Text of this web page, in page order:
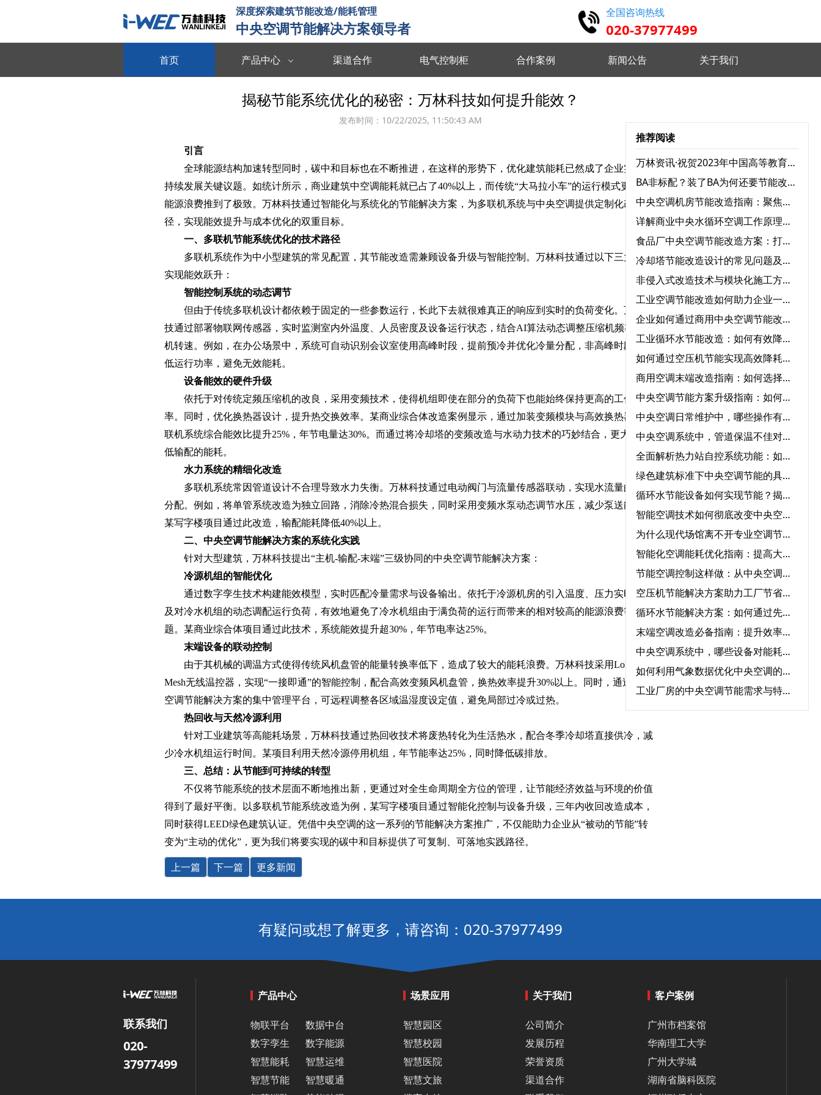
深度探索建筑节能改造/能耗管理
中央空调节能解决方案领导者
全国咨询热线
020-37977499
首页 产品中心
跨系统协同 全域数据整合 多维度分析决策
数据中台
海量数据集成/管理/分析/共享
数字孪生
全要素可视化 高精度仿真 设计认证维护
动态数据采集 需求智能调控 多能源协同管理 故障预测识别 实时监控分析 优化设备状态
智慧节能
全维度能耗监测 自适应调节策略 设计与运维联
动
智慧暖通
温度自动调节 改善空气质量 提升节能效率
智慧消防
实时监测预警 远程指挥控制 智能分析决策
楼宇智控
多维度数据分析 自定义监测需求 灵活配置任务
智慧档案
档案管理 库房环控 数字化加工整理
渠道合作 电气控制柜 合作案例 新闻公告 关于我们
揭秘节能系统优化的秘密：万林科技如何提升能效？
发布时间： 10/22/2025, 11:50:43 AM
引言
全球能源结构加速转型同时，碳中和目标也在不断推进，在这样的形势下，优化建筑能耗已然成了企业实现可
持续发展关键议题。如统计所示，商业建筑中空调能耗就已占了40%以上，而传统“大马拉小车”的运行模式更是将
能源浪费推到了极致。万林科技通过智能化与系统化的节能解决方案，为多联机系统与中央空调提供定制化改造路
径，实现能效提升与成本优化的双重目标。
一、多联机节能系统优化的技术路径
多联机系统作为中小型建筑的常见配置，其节能改造需兼顾设备升级与智能控制。万林科技通过以下三大策略
实现能效跃升：
智能控制系统的动态调节‌
但由于传统多联机设计都依赖于固定的一些参数运行，长此下去就很难真正的响应到实时的负荷变化。万林科
技通过部署物联网传感器，实时监测室内外温度、人员密度及设备运行状态，结合AI算法动态调整压缩机频率与风
机转速。例如，在办公场景中，系统可自动识别会议室使用高峰时段，提前预冷并优化冷量分配，非高峰时段则降
低运行功率，避免无效能耗。
设备能效的硬件升级‌
依托于对传统定频压缩机的改良，采用变频技术，使得机组即使在部分的负荷下也能始终保持更高的工作效
率。同时，优化换热器设计，提升热交换效率。某商业综合体改造案例显示，通过加装变频模块与高效换热器，多
联机系统综合能效比提升25%，年节电量达30%。而通过将冷却塔的变频改造与水动力技术的巧妙结合，更大地降
低输配的能耗。
水力系统的精细化改造‌
多联机系统常因管道设计不合理导致水力失衡。万林科技通过电动阀门与流量传感器联动，实现水流量的精准
分配。例如，将单管系统改造为独立回路，消除冷热混合损失，同时采用变频水泵动态调节水压，减少泵送能耗。
某写字楼项目通过此改造，输配能耗降低40%以上。
二、中央空调节能解决方案的系统化实践
针对大型建筑，万林科技提出“主机-输配-末端”三级协同的中央空调节能解决方案：
冷源机组的智能优化‌
通过数字孪生技术构建能效模型，实时匹配冷量需求与设备输出。依托于冷源机房的引入温度、压力实时监控
及对冷水机组的动态调配运行负荷，有效地避免了冷水机组由于满负荷的运行而带来的相对较高的能源浪费等问
题。某商业综合体项目通过此技术，系统能效提升超30%，年节电率达25%。
末端设备的联动控制‌
由于其机械的调温方式使得传统风机盘管的能量转换率低下，造成了较大的能耗浪费。万林科技采用LoRa
Mesh无线温控器，实现“一接即通”的智能控制，配合高效变频风机盘管，换热效率提升30%以上。同时，通过中央
空调节能解决方案的集中管理平台，可远程调整各区域温湿度设定值，避免局部过冷或过热。
热回收与天然冷源利用‌
针对工业建筑等高能耗场景，万林科技通过热回收技术将废热转化为生活热水，配合冬季冷却塔直接供冷，减
少冷水机组运行时间。某项目利用天然冷源停用机组，年节能率达25%，同时降低碳排放。
三、总结：从节能到可持续的转型
不仅将节能系统的技术层面不断地推出新，更通过对全生命周期全方位的管理，让节能经济效益与环境的价值
得到了最好平衡。以多联机节能系统改造为例，某写字楼项目通过智能化控制与设备升级，三年内收回改造成本，
同时获得LEED绿色建筑认证。凭借中央空调的这一系列的节能解决方案推广，不仅能助力企业从“被动的节能”转
变为“主动的优化”，更为我们将要实现的碳中和目标提供了可复制、可落地实践路径。
推荐阅读
万林资讯·祝贺2023年中国高等教育学会档案工作分会与广东省高校档案工作协会学术年会圆满召开
BA非标配？装了BA为何还要节能改造？
中央空调机房节能改造指南：聚焦三大耗电设备，实现能效跃升
详解商业中央水循环空调工作原理：为何舒适又高效？
食品厂中央空调节能改造方案：打造绿色节能生产环境
冷却塔节能改造设计的常见问题及解决方案
非侵入式改造技术与模块化施工方案在中央空调节能改造中的协同应用‌
工业空调节能改造如何助力企业一年节省50%能源成本？
企业如何通过商用中央空调节能改造实现低碳运营？
工业循环水节能改造：如何有效降低成本并提高效率？
如何通过空压机节能实现高效降耗与节能？
商用空调末端改造指南：如何选择节能改造公司提升冷暖效率
中央空调节能方案升级指南：如何快速实现节能转型？
中央空调日常维护中，哪些操作有助于降低能耗？‌
中央空调系统中，管道保温不佳对能耗的影响程度有多大？‌
全面解析热力站自控系统功能：如何优化供暖效率？‌
绿色建筑标准下中央空调节能的具体要求‌
循环水节能设备如何实现节能？揭秘核心技术与应用领域‌
智能空调技术如何彻底改变中央空调气流优化管理？‌
为什么现代场馆离不开专业空调节能服务？
智能化空调能耗优化指南：提高大型中央空调运行效率的必知方法‌
节能空调控制这样做：从中央空调全系统改造到智能能耗管理
空压机节能解决方案助力工厂节省能源成本‌
循环水节能解决方案：如何通过先进设备节省能源成本？‌
末端空调改造必备指南：提升效率、节能环保一步到位‌
中央空调系统中，哪些设备对能耗影响最大？‌
如何利用气象数据优化中央空调的节能运行控制‌
工业厂房的中央空调节能需求与特殊解决方案‌
建筑节能改造利器：中央空调节能改造与自控系统的完美结合‌
环保环境控制系统5大优势：从净化空气到节能降耗
上一篇 下一篇 更多新闻
有疑问或想了解更多，请咨询：020-37977499
联系我们
020-
37977499
产品中心
物联平台
数据中台
数字孪生
数字能源
智慧能耗
智慧运维
智慧节能
智慧暖通
场景应用
智慧园区
智慧校园
智慧医院
智慧文旅
关于我们
公司简介
发展历程
荣誉资质
渠道合作
客户案例
广州市档案馆
华南理工大学
广州大学城
湖南省脑科医院